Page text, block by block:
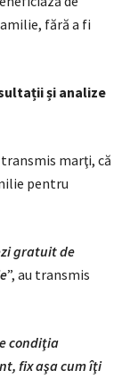
fără a fi
și analize
marţi, că
pentru
gratuit de
”, au transmis
condiţia
fix aşa cum îţi